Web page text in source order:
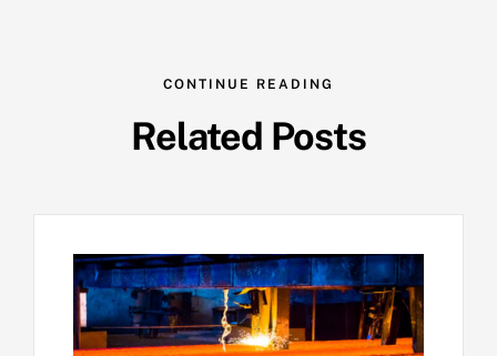
CONTINUE READING
Related Posts